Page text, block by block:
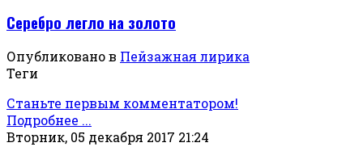
Серебро легло на золото
Опубликовано в Пейзажная лирика
Теги
Станьте первым комментатором!
Подробнее ...
Вторник, 05 декабря 2017 21:24